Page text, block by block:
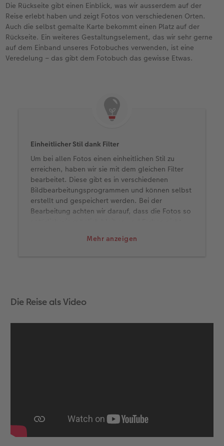
Die Rückseite gibt einen Einblick, was wir ausserdem auf der
Reise erlebt haben und zeigt Fotos von verschiedenen Orten.
Auch die selbst gemalte Karte bekommt einen Platz auf der
Rückseite. Ein weiteres Gestaltungselement, das wir sehr gerne
auf dem Einband unseres Fotobuches verwenden, ist eine
Veredelung – das gibt dem Fotobuch das gewisse Etwas.
Mehr anzeigen
Einheitlicher Stil dank Filter
Um bei allen Fotos einen einheitlichen Stil zu
erreichen, haben wir sie mit dem gleichen Filter
bearbeitet. Diese gibt es in verschiedenen
Bildbearbeitungsprogrammen und können selbst
erstellt und gespeichert werden. Bei der
Bearbeitung achten wir darauf, dass die Fotos so
Die Reise als Video